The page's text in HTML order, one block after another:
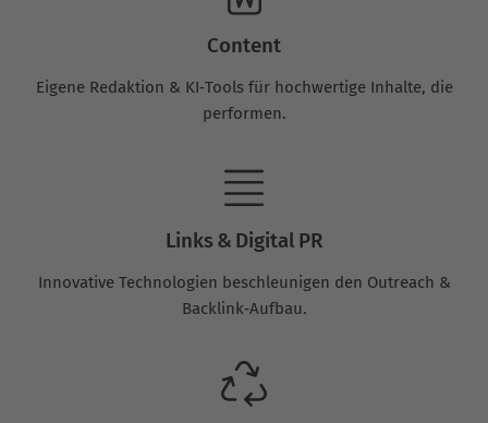
Content
Eigene Redaktion & KI‑Tools für hochwertige Inhalte, die
performen.
Links & Digital PR
Innovative Technologien beschleunigen den Outreach &
Backlink‑Aufbau.